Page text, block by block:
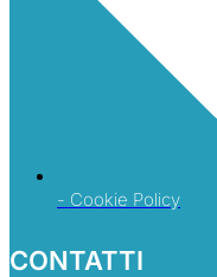
- Cookie Policy
CONTATTI